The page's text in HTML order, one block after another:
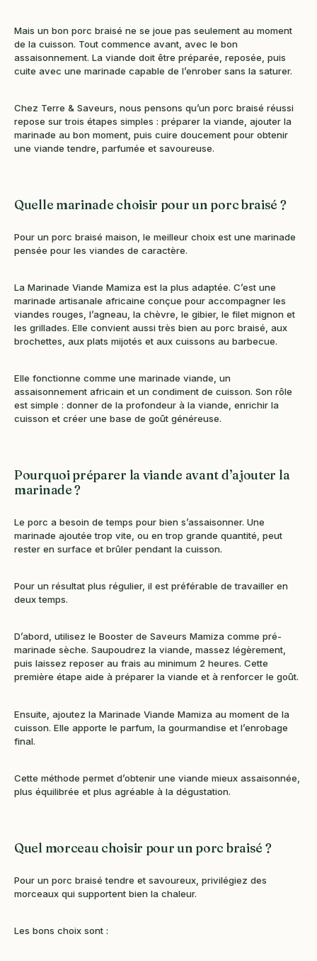
Mais un bon porc braisé ne se joue pas seulement au moment
de la cuisson. Tout commence avant, avec le bon
assaisonnement. La viande doit être préparée, reposée, puis
cuite avec une marinade capable de l’enrober sans la saturer.
Chez Terre & Saveurs, nous pensons qu’un porc braisé réussi
repose sur trois étapes simples : préparer la viande, ajouter la
marinade au bon moment, puis cuire doucement pour obtenir
une viande tendre, parfumée et savoureuse.
Quelle marinade choisir pour un porc braisé ?
Pour un porc braisé maison, le meilleur choix est une marinade
pensée pour les viandes de caractère.
La Marinade Viande Mamiza est la plus adaptée. C’est une
marinade artisanale africaine conçue pour accompagner les
viandes rouges, l’agneau, la chèvre, le gibier, le filet mignon et
les grillades. Elle convient aussi très bien au porc braisé, aux
brochettes, aux plats mijotés et aux cuissons au barbecue.
Elle fonctionne comme une marinade viande, un
assaisonnement africain et un condiment de cuisson. Son rôle
est simple : donner de la profondeur à la viande, enrichir la
cuisson et créer une base de goût généreuse.
Pourquoi préparer la viande avant d’ajouter la
marinade ?
Le porc a besoin de temps pour bien s’assaisonner. Une
marinade ajoutée trop vite, ou en trop grande quantité, peut
rester en surface et brûler pendant la cuisson.
Pour un résultat plus régulier, il est préférable de travailler en
deux temps.
D’abord, utilisez le Booster de Saveurs Mamiza comme pré-
marinade sèche. Saupoudrez la viande, massez légèrement,
puis laissez reposer au frais au minimum 2 heures. Cette
première étape aide à préparer la viande et à renforcer le goût.
Ensuite, ajoutez la Marinade Viande Mamiza au moment de la
cuisson. Elle apporte le parfum, la gourmandise et l’enrobage
final.
Cette méthode permet d’obtenir une viande mieux assaisonnée,
plus équilibrée et plus agréable à la dégustation.
Quel morceau choisir pour un porc braisé ?
Pour un porc braisé tendre et savoureux, privilégiez des
morceaux qui supportent bien la chaleur.
Les bons choix sont :